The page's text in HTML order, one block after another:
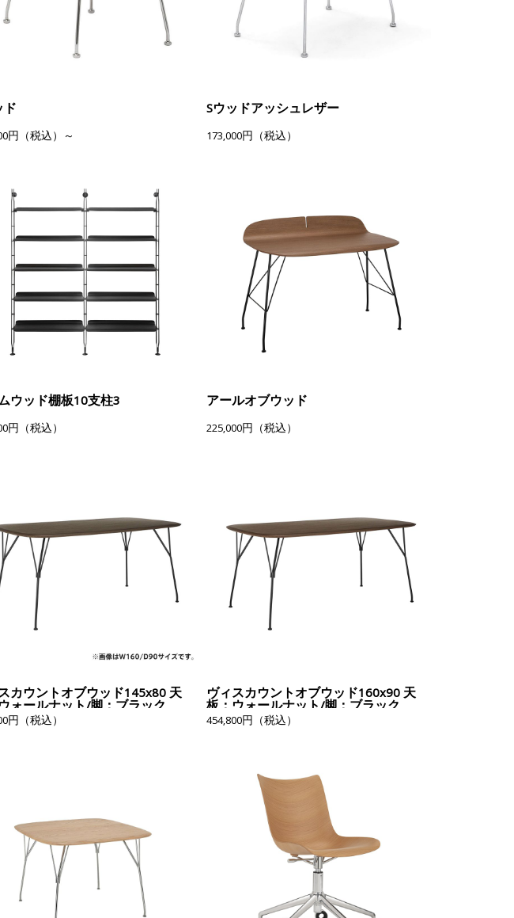
ド
円（税込）～
Sウッドアッシュレザー
173,000円（税込）
ウッド棚板10支柱3
円（税込）
アールオブウッド
225,000円（税込）
カウントオブウッド145x80 天
ォールナット/脚：ブラック
円（税込）
ヴィスカウントオブウッド160x90 天
板：ウォールナット/脚：ブラック
454,800円（税込）